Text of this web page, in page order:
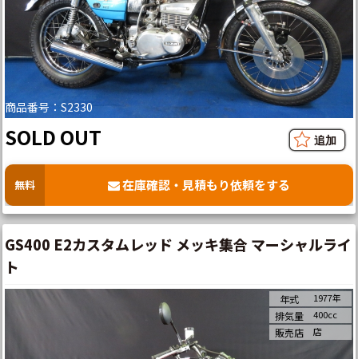
商品番号：S2330
SOLD OUT
無料 在庫確認・見積もり依頼をする
GS400 E2カスタムレッド メッキ集合 マーシャルライ
ト
年式 1977年
排気量 400cc
販売店 店